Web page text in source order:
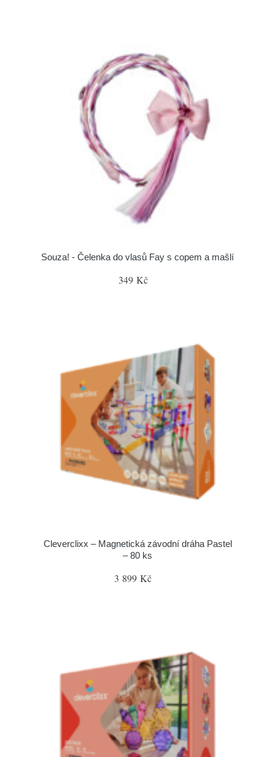
Souza! - Čelenka do vlasů Fay s copem a mašlí
349 Kč
Cleverclixx – Magnetická závodní dráha Pastel
– 80 ks
3 899 Kč